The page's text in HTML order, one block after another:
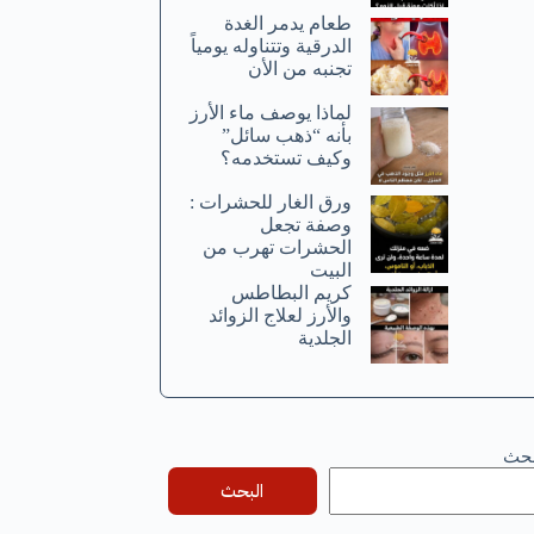
طعام يدمر الغدة
الدرقية وتتناوله يومياً
تجنبه من الأن
لماذا يوصف ماء الأرز
بأنه “ذهب سائل”
وكيف تستخدمه؟
ورق الغار للحشرات :
وصفة تجعل
الحشرات تهرب من
البيت
كريم البطاطس
والأرز لعلاج الزوائد
الجلدية
البحث